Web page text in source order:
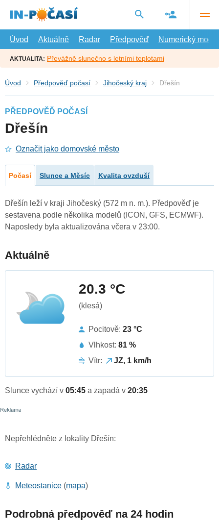
hlavní
Úvod
Aktuálně Radar Předpověď Numerický model
AKTUALITA: Převážně slunečno s letními teplotami
Úvod Předpověď počasí Jihočeský kraj Dřešín
PŘEDPOVĚĎ POČASÍ
Dřešín
Označit jako domovské město
Počasí Slunce a Měsíc Kvalita ovzduší
Dřešín leží v kraji Jihočeský (572 m n. m.). Předpověď je
sestavena podle několika modelů (ICON, GFS, ECMWF).
Naposledy byla aktualizována včera v 23:00.
Aktuálně
20.3 °C
(klesá)
Pocitově: 23 °C
Vlhkost: 81 %
Vítr:
JZ, 1 km/h
Slunce vychází v 05:45 a zapadá v 20:35
Nepřehlédněte z lokality Dřešín:
Radar
Meteostanice (mapa)
Podrobná předpověď na 24 hodin